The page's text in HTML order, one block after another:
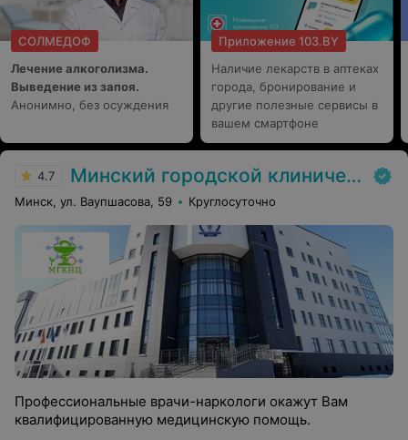
СОЛМЕДОФ
Лечение алкоголизма.
Выведение из запоя.
Анонимно, без осуждения
Приложение 103.BY
Наличие лекарств в аптеках
города, бронирование и
другие полезные сервисы в
вашем смартфоне
4.7 Минский городской клинический наркологический центр (МГКНЦ)
Минск, ул. Ваупшасова, 59 Круглосуточно
Профессиональные врачи-наркологи окажут Вам
квалифицированную медицинскую помощь.